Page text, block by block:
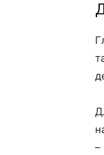
–